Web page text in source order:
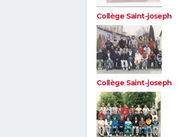
Collège Saint-joseph
Collège Saint-joseph